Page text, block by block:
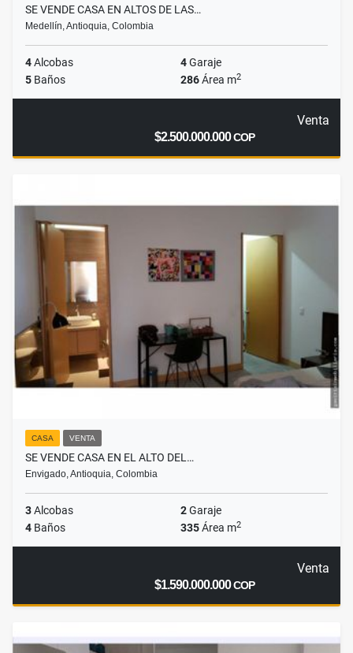
SE VENDE CASA EN ALTOS DE LAS…
Medellín, Antioquia, Colombia
4Alcobas 4Garaje
5 Baños 286Área m2
Venta
$2.500.000.000COP
CASA VENTA
SE VENDE CASA EN EL ALTO DEL…
Envigado, Antioquia, Colombia
3Alcobas 2Garaje
4 Baños 335Área m2
Venta
$1.590.000.000COP